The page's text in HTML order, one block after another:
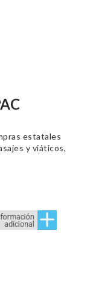
estatales
y viáticos,